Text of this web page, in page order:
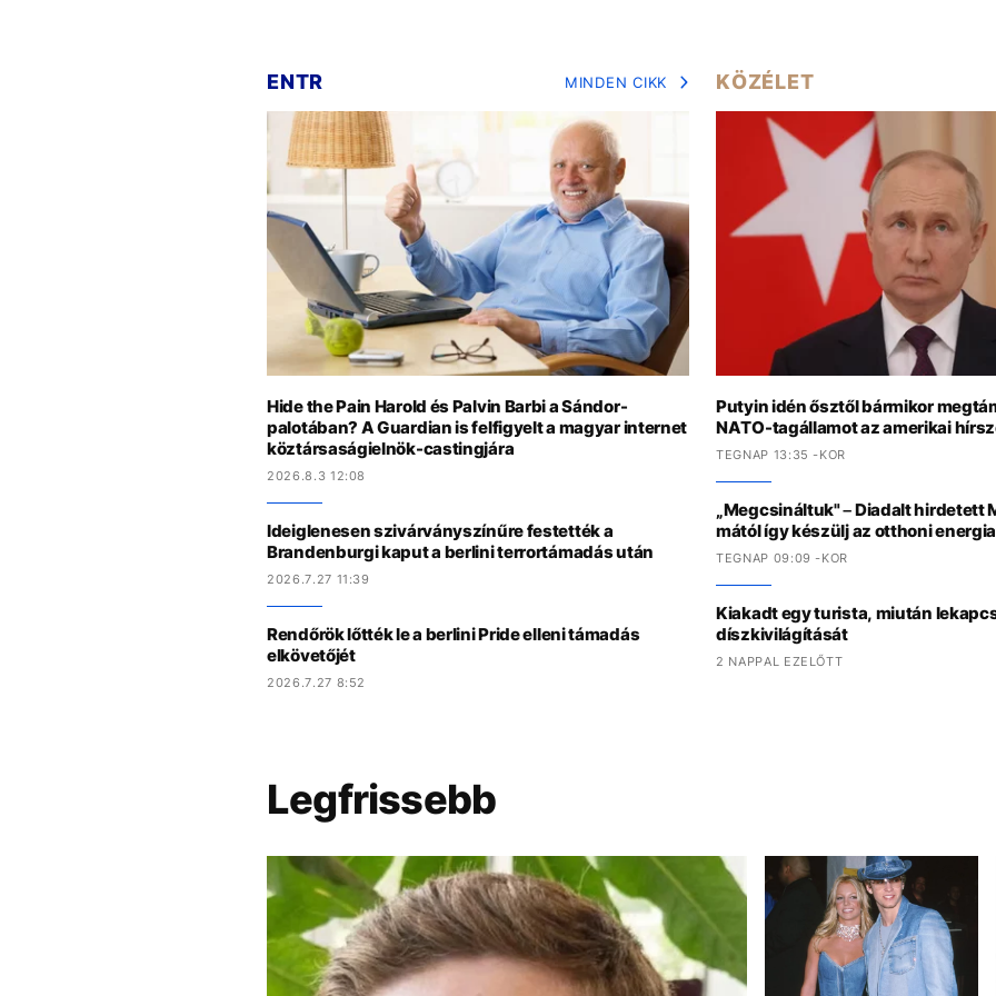
ENTR MINDEN CIKK
Hide the Pain Harold és Palvin Barbi a Sándor-
palotában? A Guardian is felfigyelt a magyar internet
köztársaságielnök-castingjára
2026.8.3 12:08
Ideiglenesen szivárványszínűre festették a
Brandenburgi kaput a berlini terrortámadás után
2026.7.27 11:39
Rendőrök lőtték le a berlini Pride elleni támadás
elkövetőjét
2026.7.27 8:52
KÖZÉLET
Putyin idén ősztől bármikor
NATO-tagállamot az amerikai
TEGNAP 13:35 -KOR
„Megcsináltuk" – Diadalt hirdetett
mától így készülj az otthoni
TEGNAP 09:09 -KOR
Kiakadt egy turista, miután
díszkivilágítását
2 NAPPAL EZELŐTT
Legfrissebb